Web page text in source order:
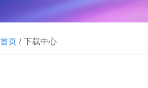
首页 / 下载中心